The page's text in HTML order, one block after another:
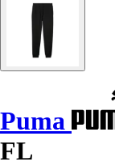
Puma
FL